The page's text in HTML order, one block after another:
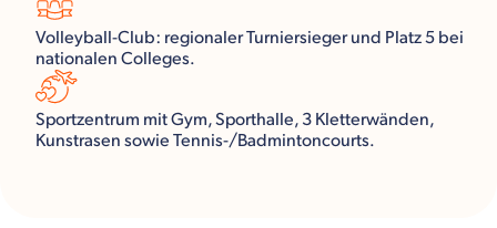
Volleyball-Club: regionaler Turniersieger und Platz 5 bei
nationalen Colleges.
Sportzentrum mit Gym, Sporthalle, 3 Kletterwänden,
Kunstrasen sowie Tennis-/Badmintoncourts.